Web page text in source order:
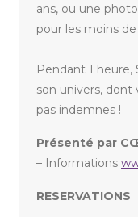
ans, ou une
pour les moins de
Pendant 1 heure,
son univers,
pas indemnes !
Présenté par
– Informations
RESERVATIONS